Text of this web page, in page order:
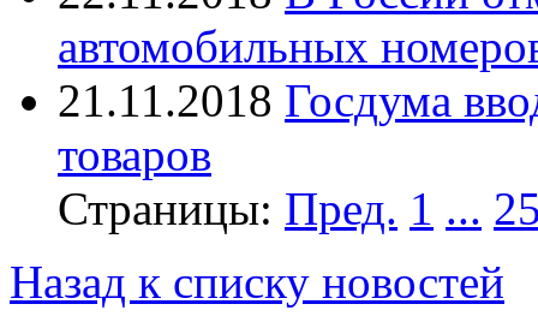
автомобильных
21.11.2018 Госдума
товаров
Страницы: Пред. 1 ...
Назад к списку новостей